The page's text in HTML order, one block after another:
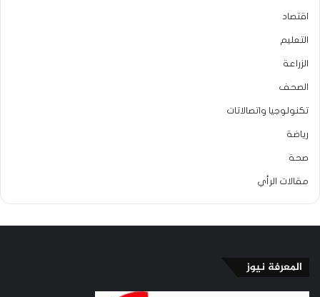
اقتصاد
التعليم
الزراعة
الصحف
تكنولوجيا واتصالاتات
رياضة
صحة
مقالات الرأي
المعرفة نيوز